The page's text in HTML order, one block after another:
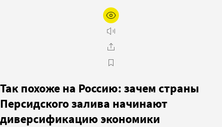
Так похоже на Россию: зачем страны
Персидского залива начинают
диверсификацию экономики